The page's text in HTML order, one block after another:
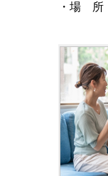
・場 所